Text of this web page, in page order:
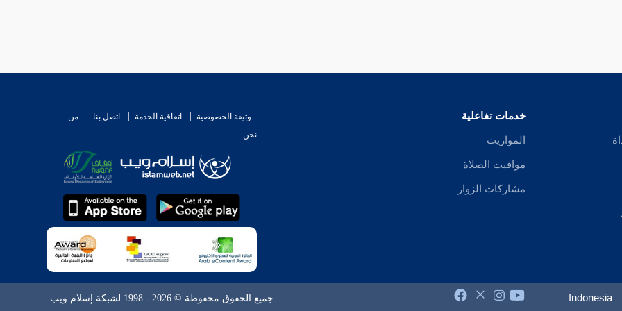
خدمات تفاعلية
المواريث
مواقيت الصلاة
مشاركات الزوار
وثيقة الخصوصية اتفاقية الخدمة اتصل بنا
من
نحن
Indonesia جميع الحقوق محفوظة © 2026 - 1998 لشبكة إسلام ويب